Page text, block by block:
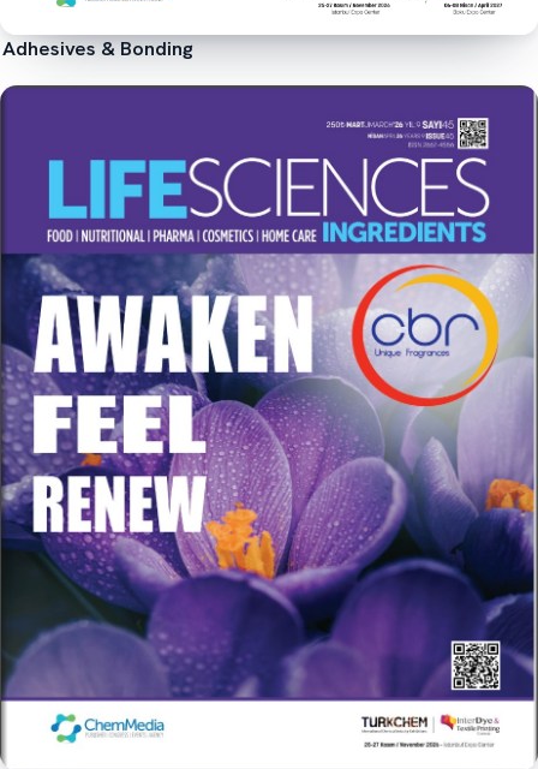
Adhesives & Bonding